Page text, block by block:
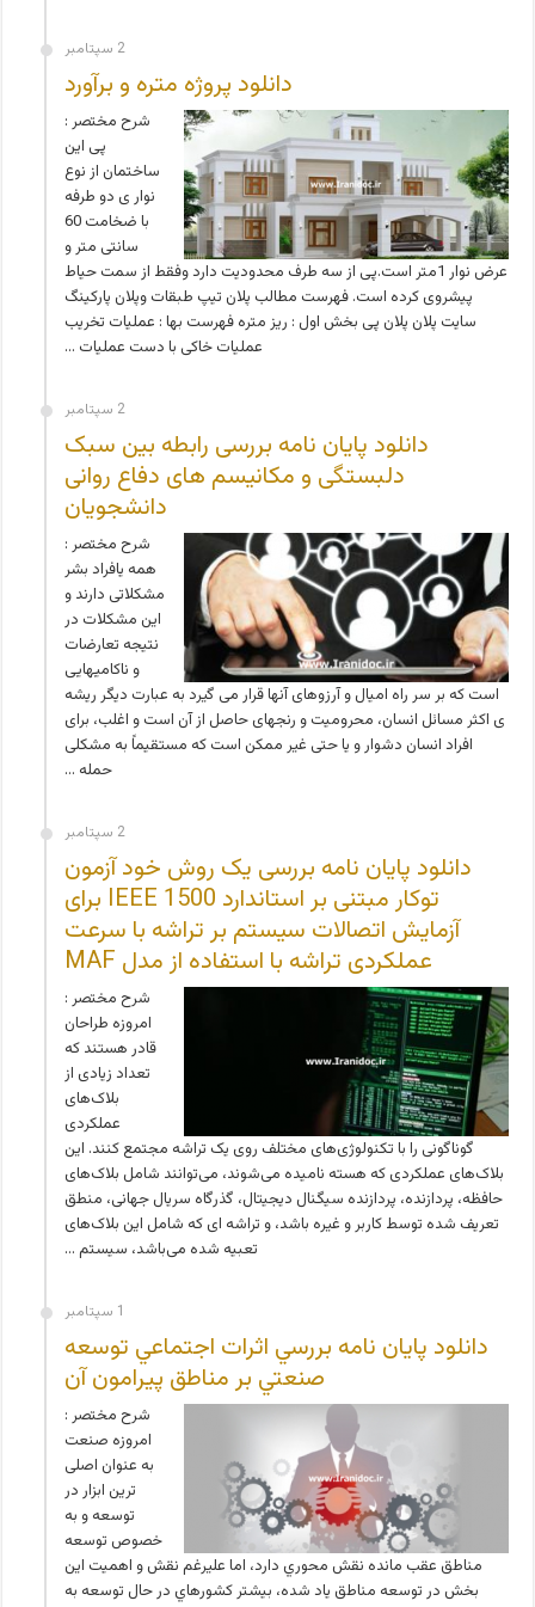
2 سپتامبر
دانلود پروژه متره و برآورد
شرح مختصر :
پی این
ساختمان از نوع
نوار ی دو طرفه
با ضخامت 60
سانتی متر و
عرض نوار 1متر است.پی از سه طرف محدودیت دارد وفقط از سمت حیاط
پیشروی کرده است. فهرست مطالب پلان تیپ طبقات وپلان پارکینگ
سایت پلان پلان پی بخش اول : ریز متره فهرست بها : عملیات تخریب
عملیات خاکی با دست عملیات …
2 سپتامبر
دانلود پایان نامه بررسی رابطه بین سبک
دلبستگی و مکانیسم های دفاع روانی
دانشجویان
شرح مختصر :
همه یافراد بشر
مشکلاتی دارند و
این مشکلات در
نتیجه تعارضات
و ناکامیهایی
است که بر سر راه امیال و آرزوهای آنها قرار می گیرد به عبارت دیگر ریشه
ی اکثر مسائل انسان، محرومیت و رنجهای حاصل از آن است و اغلب، برای
افراد انسان دشوار و یا حتی غیر ممکن است که مستقیماً به مشکلی
حمله …
2 سپتامبر
دانلود پایان نامه بررسی يک روش خود آزمون
توکار مبتنی بر استاندارد IEEE 1500 برای
آزمايش اتصالات سیستم بر تراشه با سرعت
عملکردی تراشه با استفاده از مدل MAF
شرح مختصر :
امروزه طراحان
قادر هستند که
تعداد زیادی از
بلاک‌های
عملکردی
گوناگونی را با تکنولوژی‌های مختلف روی یک تراشه مجتمع کنند. این
بلاک‌های عملکردی که هسته نامیده می‌شوند، می‌توانند شامل بلاک‌های
حافظه، پردازنده، پردازنده سیگنال دیجیتال، گذرگاه سریال جهانی، منطق
تعریف شده توسط کاربر و غیره باشد، و تراشه ای که شامل این بلاک‌های
تعبیه شده می‌باشد، سیستم …
1 سپتامبر
دانلود پایان نامه بررسي اثرات اجتماعي توسعه
صنعتي بر مناطق پيرامون آن
شرح مختصر :
امروزه صنعت
به عنوان اصلی
ترین ابزار در
توسعه و به
خصوص توسعه
مناطق عقب مانده نقش محوري دارد، اما علیرغم نقش و اهمیت این
بخش در توسعه مناطق یاد شده، بیشتر کشورهاي در حال توسعه به